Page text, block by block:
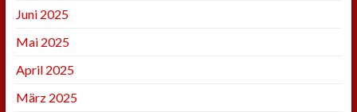
Juni 2025
Mai 2025
April 2025
März 2025